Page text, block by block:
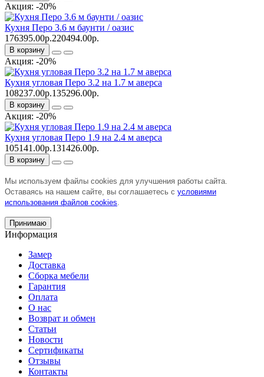
Акция: -20%
Кухня Перо 3.6 м баунти / оазис
176395.00р.220494.00р.
В корзину
Акция: -20%
Кухня угловая Перо 3.2 на 1.7 м аверса
108237.00р.135296.00р.
В корзину
Акция: -20%
Кухня угловая Перо 1.9 на 2.4 м аверса
105141.00р.131426.00р.
В корзину
Мы используем файлы cookies для улучшения работы сайта.
Оставаясь на нашем сайте, вы соглашаетесь с условиями
использования файлов cookies
Принимаю
Информация
Замер
Доставка
Сборка мебели
Гарантия
Оплата
О нас
Возврат и обмен
Статьи
Новости
Сертификаты
Отзывы
Контакты